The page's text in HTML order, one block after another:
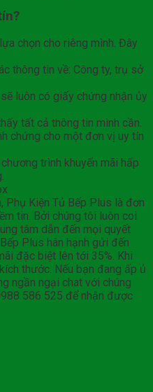
chọn cho riêng mình. Đây
thông tin về: Công ty, trụ sở
luôn có giấy chứng nhận ủy
tất cả thông tin mình cần.
chứng cho một đơn vị uy tín
trình khuyến mãi hấp
Phụ Kiện Tủ Bếp Plus là đơn
tin. Bởi chúng tôi luôn coi
tâm dẫn đến mọi quyết
Plus hân hạnh gửi đến
đặc biệt lên tới 35%. Khi
thước. Nếu bạn đang ấp ủ
ngần ngại chat với chúng
586 525 để nhận được